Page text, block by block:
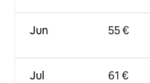
Jun
Jul
55 €
61 €